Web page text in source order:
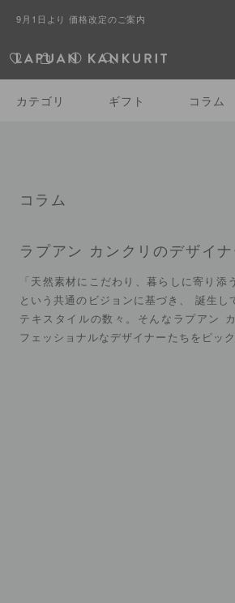
9月1日より 価格改定のご案内
カテゴリ ギフト コラム
コラム
ラプアン カンクリのデザイ
「天然素材にこだわり、暮らしに寄り添
という共通のビジョンに基づき、 誕生し
テキスタイルの数々。そんなラプアン
フェッショナルなデザイナーたちをピック
すべ